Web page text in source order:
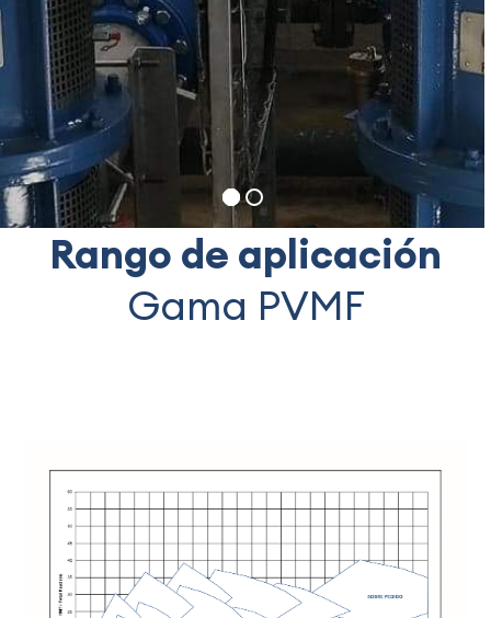
Rango de aplicación
Gama PVMF